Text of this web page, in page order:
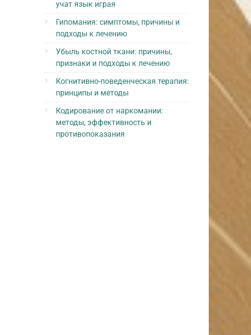
учат язык играя
Гипомания: симптомы, причины и
подходы к лечению
Убыль костной ткани: причины,
признаки и подходы к лечению
Когнитивно-поведенческая терапия:
принципы и методы
Кодирование от наркомании:
методы, эффективность и
противопоказания